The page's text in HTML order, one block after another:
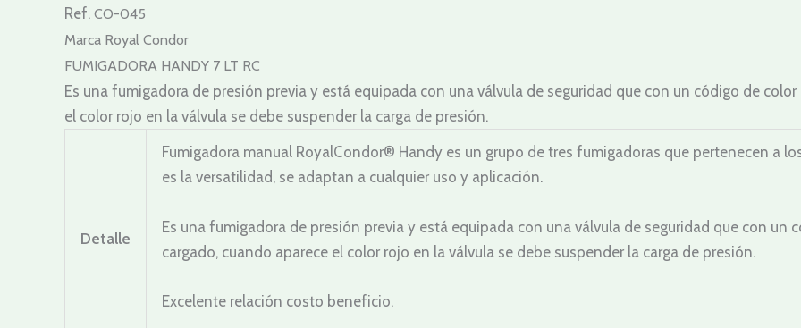
Ref. CO-045
Marca Royal Condor
FUMIGADORA HANDY 7 LT RC
Es una fumigadora de presión previa y está equipada con una válvula de seguridad que con un código de
el color rojo en la válvula se debe suspender la carga de presión.
Detalle
Fumigadora manual RoyalCondor® Handy es un grupo de tres fumigadoras que pertenecen a
es la versatilidad, se adaptan a cualquier uso y aplicación.
Es una fumigadora de presión previa y está equipada con una válvula de seguridad que con un
cargado, cuando aparece el color rojo en la válvula se debe suspender la carga de presión.
Excelente relación costo beneficio.